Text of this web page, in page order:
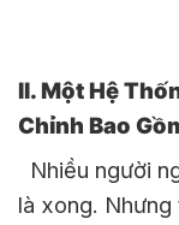
II. Một Hệ
Chỉnh Bao
Nhiều người
là xong.